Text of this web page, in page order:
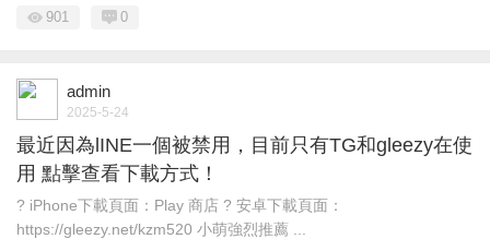
901 0
admin
2025-5-24
最近因為lINE一個被禁用，目前只有TG和gleezy在使
用 點擊查看下載方式！
? iPhone下載頁面：Play 商店 ? 安卓下載頁面：
https://gleezy.net/kzm520 小萌強烈推薦 ...